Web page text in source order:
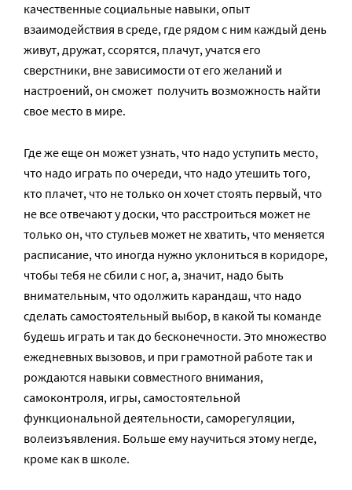
качественные социальные навыки, опыт
взаимодействия в среде, где рядом с ним каждый день
живут, дружат, ссорятся, плачут, учатся его
сверстники, вне зависимости от его желаний и
настроений, он сможет получить возможность найти
свое место в мире.
Где же еще он может узнать, что надо уступить место,
что надо играть по очереди, что надо утешить того,
кто плачет, что не только он хочет стоять первый, что
не все отвечают у доски, что расстроиться может не
только он, что стульев может не хватить, что меняется
расписание, что иногда нужно уклониться в коридоре,
чтобы тебя не сбили с ног, а, значит, надо быть
внимательным, что одолжить карандаш, что надо
сделать самостоятельный выбор, в какой ты команде
будешь играть и так до бесконечности. Это множество
ежедневных вызовов, и при грамотной работе так и
рождаются навыки совместного внимания,
самоконтроля, игры, самостоятельной
функциональной деятельности, саморегуляции,
волеизъявления. Больше ему научиться этому негде,
кроме как в школе.